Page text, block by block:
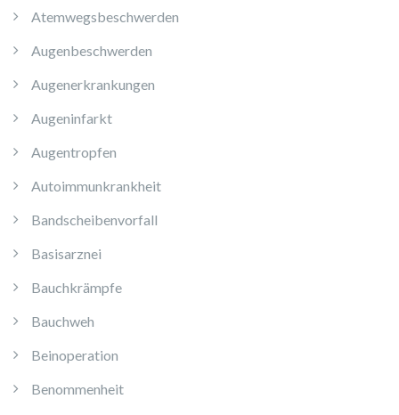
Atemwegsbeschwerden
Augenbeschwerden
Augenerkrankungen
Augeninfarkt
Augentropfen
Autoimmunkrankheit
Bandscheibenvorfall
Basisarznei
Bauchkrämpfe
Bauchweh
Beinoperation
Benommenheit